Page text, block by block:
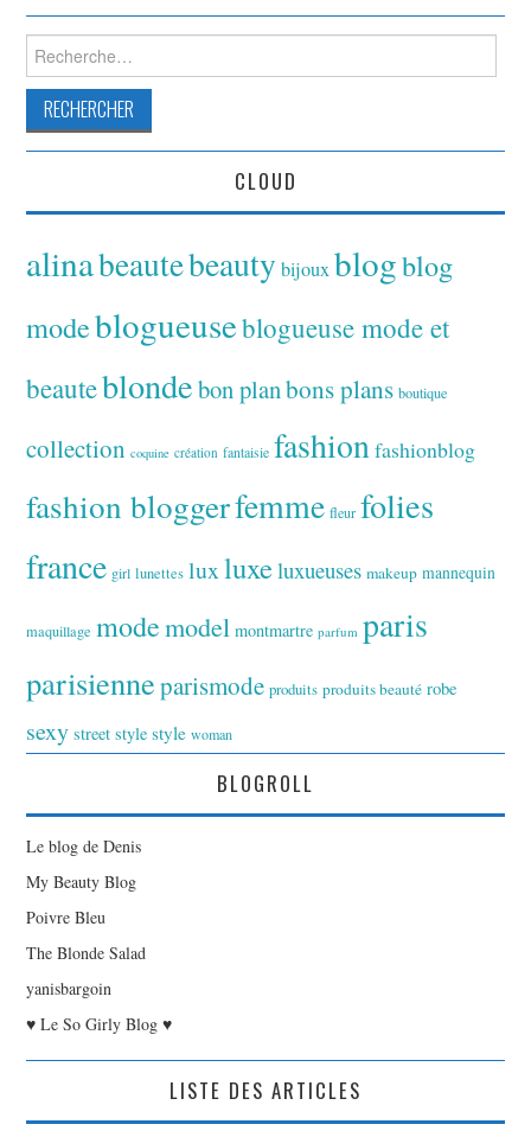
CLOUD
alinabeautebeauty bijoux blogblog
modeblogueuseblogueuse mode et
beauteblondebon planbons plans boutique
collection coquine création fantaisie fashionfashionblog
fashion bloggerfemme fleur folies
france girl lunettes luxluxeluxueuses makeup mannequin
maquillage modemodel montmartre parfum paris
parisienneparismode produits produits beauté robe
sexy street style style woman
BLOGROLL
Le blog de Denis
My Beauty Blog
Poivre Bleu
The Blonde Salad
yanisbargoin
♥ Le So Girly Blog ♥
LISTE DES ARTICLES